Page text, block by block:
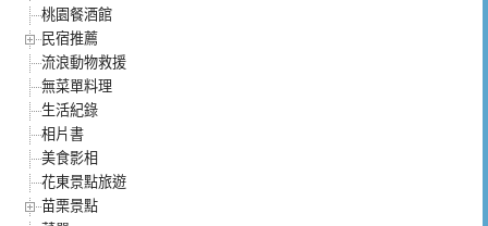
桃園餐酒館
民宿推薦
流浪動物救援
無菜單料理
生活紀錄
相片書
美食影相
花東景點旅遊
苗栗景點